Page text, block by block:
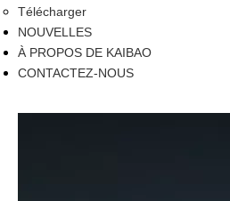
Télécharger
NOUVELLES
À PROPOS DE KAIBAO
CONTACTEZ-NOUS